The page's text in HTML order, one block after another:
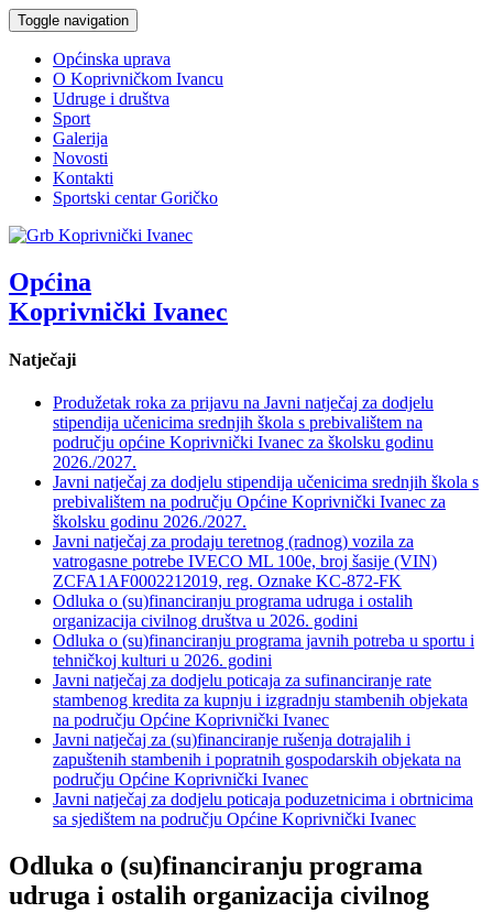
Toggle navigation
Općinska uprava
O Koprivničkom Ivancu
Udruge i društva
Sport
Galerija
Novosti
Kontakti
Sportski centar Goričko
Općina
Koprivnički Ivanec
Natječaji
Produžetak roka za prijavu na Javni natječaj za dodjelu
stipendija učenicima srednjih škola s prebivalištem na
području općine Koprivnički Ivanec za školsku godinu
2026./2027.
Javni natječaj za dodjelu stipendija učenicima srednjih škola s
prebivalištem na području Općine Koprivnički Ivanec za
školsku godinu 2026./2027.
Javni natječaj za prodaju teretnog (radnog) vozila za
vatrogasne potrebe IVECO ML 100e, broj šasije (VIN)
ZCFA1AF0002212019, reg. Oznake KC-872-FK
Odluka o (su)financiranju programa udruga i ostalih
organizacija civilnog društva u 2026. godini
Odluka o (su)financiranju programa javnih potreba u sportu i
tehničkoj kulturi u 2026. godini
Javni natječaj za dodjelu poticaja za sufinanciranje rate
stambenog kredita za kupnju i izgradnju stambenih objekata
na području Općine Koprivnički Ivanec
Javni natječaj za (su)financiranje rušenja dotrajalih i
zapuštenih stambenih i popratnih gospodarskih objekata na
području Općine Koprivnički Ivanec
Javni natječaj za dodjelu poticaja poduzetnicima i obrtnicima
sa sjedištem na području Općine Koprivnički Ivanec
Odluka o (su)financiranju programa
udruga i ostalih organizacija civilnog